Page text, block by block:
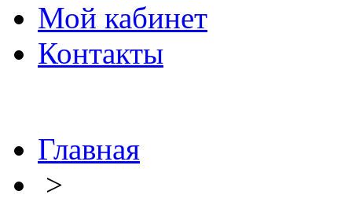
Мой кабинет
Контакты
Главная
>